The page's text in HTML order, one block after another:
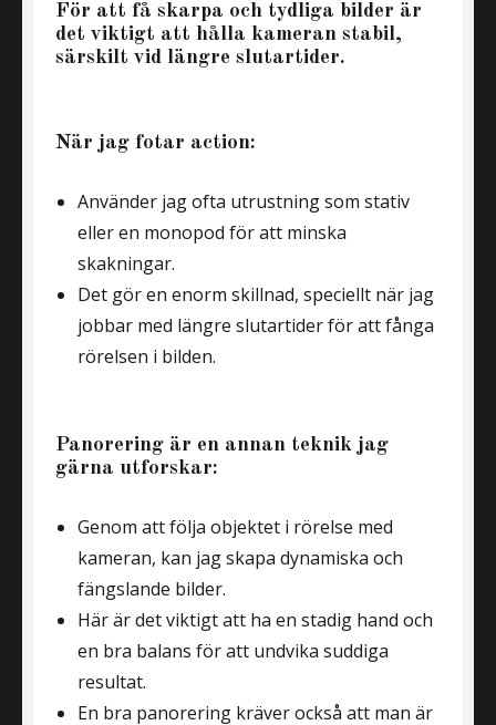
För att få skarpa och tydliga bilder är
det viktigt att hålla kameran stabil,
särskilt vid längre slutartider.
När jag fotar action:
Använder jag ofta utrustning som stativ
eller en monopod för att minska
skakningar.
Det gör en enorm skillnad, speciellt när jag
jobbar med längre slutartider för att fånga
rörelsen i bilden.
Panorering är en annan teknik jag
gärna utforskar:
Genom att följa objektet i rörelse med
kameran, kan jag skapa dynamiska och
fängslande bilder.
Här är det viktigt att ha en stadig hand och
en bra balans för att undvika suddiga
resultat.
En bra panorering kräver också att man är